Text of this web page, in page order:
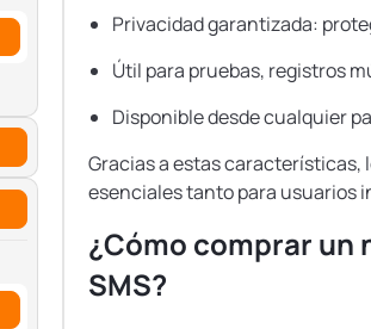
Privacidad garantizada:
Útil para pruebas, registros
Disponible desde cualquier
Gracias a estas
esenciales tanto para usuarios
¿Cómo comprar un
SMS?